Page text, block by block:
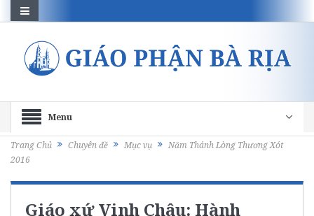
Menu
Trang Chủ Chuyên đề Mục vụ
Năm Thánh Lòng Thương Xót
2016
Giáo xứ Vinh Châu: Hành